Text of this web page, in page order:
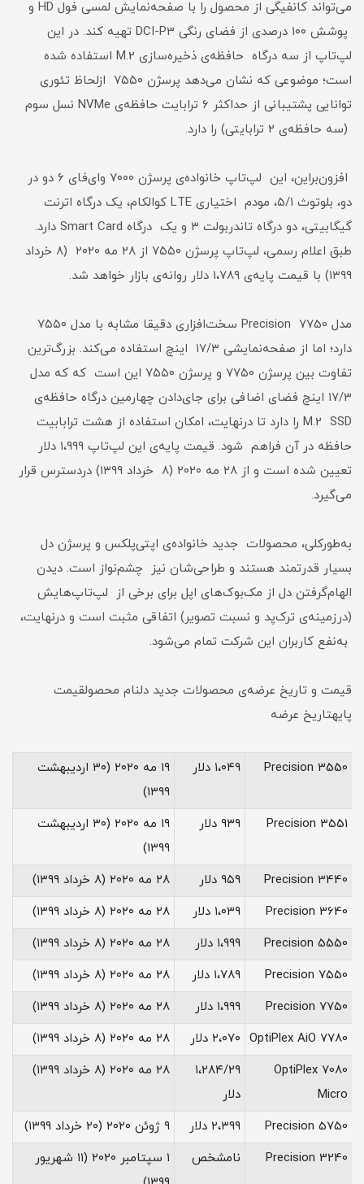
می‌تواند کانفیگی از محصول را با صفحه‌نمایش لمسی فول HD و
پوشش ۱۰۰ درصدی از فضای رنگی DCI-P3 تهیه کند. در این
لپ‌تاپ از سه درگاه حافظه‌ی ذخیره‌سازی M.2 استفاده شده
است؛ موضوعی که نشان می‌دهد پرسژن ۷۵۵۰ ازلحاظ تئوری
توانایی پشتیبانی از حداکثر ۶ ترابایت حافظه‌ی NVMe نسل سوم
(سه حافظه‌ی ۲ ترابایتی) را دارد.
افزون‌بر‌این، این لپ‌تاپ خانواده‌ی پرسژن ۷۰۰۰ وای‌فای ۶ دو در
دو، بلوتوث ۵/۱، مودم اختیاری LTE کوالکام، یک درگاه اترنت
گیگابیتی، دو درگاه تاندربولت ۳ و یک درگاه Smart Card دارد.
طبق اعلام رسمی، لپ‌تاپ پرسژن ۷۵۵۰ از ۲۸ مه ۲۰۲۰ (۸ خرداد
۱۳۹۹) با قیمت پایه‌ی ۱،۷۸۹ دلار روانه‌ی بازار خواهد شد.
مدل Precision 7750 سخت‌افزاری دقیقا مشابه ‌با مدل ۷۵۵۰
دارد؛ اما از صفحه‌نمایشی ۱۷/۳ اینچ استفاده می‌کند. بزرگ‌ترین
تفاوت بین پرسژن ۷۷۵۰ و پرسژن ۷۵۵۰ این است که که مدل
۱۷/۳ اینچ فضای اضافی برای جای‌دادن چهارمین درگاه حافظه‌ی
M.2 SSD را دارد تا درنهایت، امکان استفاده از هشت ترابابیت
حافظه در آن فراهم شود. قیمت پایه‌ی این لپ‌تاپ ۱،۹۹۹ دلار
تعیین شده است و از ۲۸ مه ۲۰۲۰ (۸ خرداد ۱۳۹۹) دردسترس قرار
می‌گیرد.
به‌طورکلی، محصولات جدید خانواده‌ی اپتی‌پلکس و پرسژن دل
بسیار قدرتمند هستند و طراحی‌شان نیز چشم‌نواز است. دیدن
الهام‌گرفتن دل از مک‌بوک‌های اپل برای برخی از لپ‌تاپ‌هایش
(درزمینه‌ی ترک‌پد و نسبت تصویر) اتفاقی مثبت است و درنهایت،
به‌نفع کاربران این شرکت تمام می‌شود.
قیمت و تاریخ عرضه‌ی محصولات جدید دلنام محصولقیمت
پایهتاریخ عرضه
Precision 3550 ۱،۰۴۹ دلار
۱۹ مه ۲۰۲۰ (۳۰ اردیبهشت
۱۳۹۹)
Precision 3551
۹۳۹ دلار
۱۹ مه ۲۰۲۰ (۳۰ اردیبهشت
۱۳۹۹)
Precision 3440
۹۵۹ دلار
۲۸ مه ۲۰۲۰ (۸ خرداد ۱۳۹۹)
Precision 3640
۱،۰۳۹ دلار
۲۸ مه ۲۰۲۰ (۸ خرداد ۱۳۹۹)
Precision 5550
۱،۹۹۹ دلار
۲۸ مه ۲۰۲۰ (۸ خرداد ۱۳۹۹)
Precision 7550
۱،۷۸۹ دلار
۲۸ مه ۲۰۲۰ (۸ خرداد ۱۳۹۹)
Precision 7750
۱،۹۹۹ دلار
۲۸ مه ۲۰۲۰ (۸ خرداد ۱۳۹۹)
OptiPlex AiO 7780 ۲،۰۷۰ دلار
۲۸ مه ۲۰۲۰ (۸ خرداد ۱۳۹۹)
OptiPlex 7080
Micro
۱،۲۸۴/۲۹
دلار
۲۸ مه ۲۰۲۰ (۸ خرداد ۱۳۹۹)
Precision 5750 ۲،۳۹۹ دلار
۹ ژوئن ۲۰۲۰ (۲۰ خرداد ۱۳۹۹)
Precision 3240
نامشخص
۱ سپتامبر ۲۰۲۰ (۱۱ شهریور